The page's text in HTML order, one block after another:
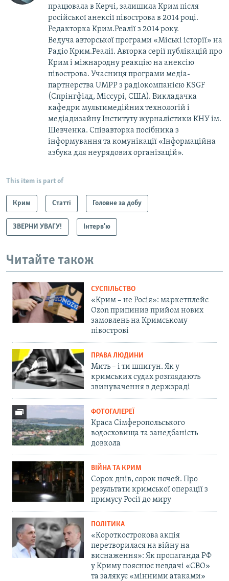
працювала в Керчі, залишила Крим після
російської анексії півострова в 2014 році.
Редакторка Крим.Реалії з 2014 року.
Ведуча авторської програми «Міські історії» на
Радіо Крим.Реалії. Авторка серії публікацій про
Крим і міжнародну реакцію на анексію
півострова. Учасниця програми медіа-
партнерства UMPP з радіокомпанією KSGF
(Спрінгфілд, Міссурі, США). Викладачка
кафедри мультимедійних технологій і
медіадизайну Інституту журналістики КНУ ім.
Шевченка. Співавторка посібника з
інформування та комунікації «Інформаційна
азбука для неурядових організацій».
This item is part of
Крим Статті Головне за добу
ЗВЕРНИ УВАГУ! Інтерв'ю
Читайте також
СУСПІЛЬСТВО
«Крим – не Росія»: маркетплейс
Ozon припинив прийом нових
замовлень на Кримському
півострові
ПРАВА ЛЮДИНИ
Мить – і ти шпигун. Як у
кримських судах розглядають
звинувачення в держзраді
ФОТОГАЛЕРЕЇ
Краса Сімферопольського
водосховища та занедбаність
довкола
ВІЙНА ТА КРИМ
Сорок днів, сорок ночей. Про
результати кримської операції з
примусу Росії до миру
ПОЛІТИКА
«Короткострокова акція
перетворилася на війну на
виснаження»: Як пропаганда РФ
у Криму пояснює невдачі «СВО»
та залякує «мінними атаками»